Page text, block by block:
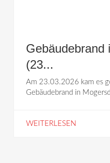
Gebäudebrand
(23...
Am 23.03.2026 kam es
Gebäudebrand in
WEITERLESEN